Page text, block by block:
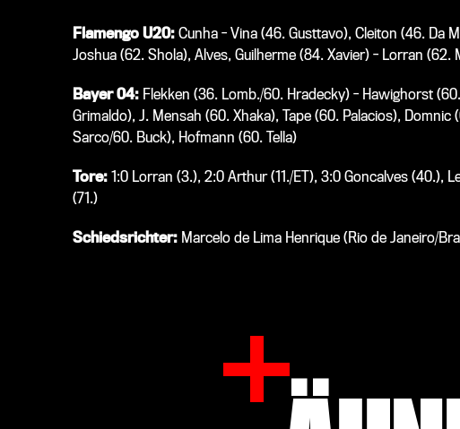
Flamengo U20: Cunha - Vina (46. Gusttavo), Cleiton (46. Da
Joshua (62. Shola), Alves, Guilherme (84. Xavier) - Lorran (62.
Bayer 04:Flekken (36. Lomb./60. Hradecky)- Hawighorst
Grimaldo), J. Mensah (60. Xhaka), Tape (60. Palacios),
Sarco/60. Buck), Hofmann (60. Tella)
Tore:1:0 Lorran (3.), 2:0 Arthur (11./ET), 3:0 Goncalves (40.),
(71.)
Schiedsrichter:Marcelo de Lima Henrique (Rio de Janeiro/